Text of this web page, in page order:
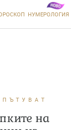
НУМЕРОЛОГИЯ
на